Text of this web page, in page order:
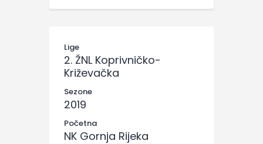
Lige
2. ŽNL Koprivničko-
Križevačka
Sezone
2019
Početna
NK Gornja Rijeka